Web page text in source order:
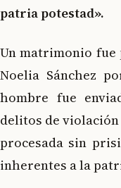
patria potestad».
Un matrimonio fue
Noelia Sánchez
hombre fue
delitos de
procesada sin
inherentes a la